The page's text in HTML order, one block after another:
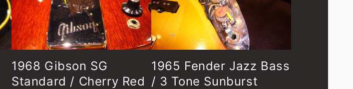
1968 Gibson SG
Standard / Cherry Red
1965 Fender Jazz Bass
/ 3 Tone Sunburst